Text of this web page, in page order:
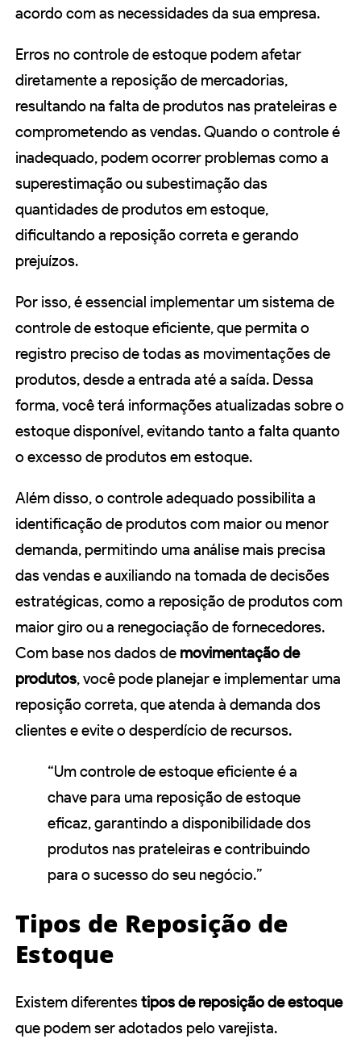
acordo com as necessidades da sua empresa.
Erros no controle de estoque podem afetar
diretamente a reposição de mercadorias,
resultando na falta de produtos nas prateleiras e
comprometendo as vendas. Quando o controle é
inadequado, podem ocorrer problemas como a
superestimação ou subestimação das
quantidades de produtos em estoque,
dificultando a reposição correta e gerando
prejuízos.
Por isso, é essencial implementar um sistema de
controle de estoque eficiente, que permita o
registro preciso de todas as movimentações de
produtos, desde a entrada até a saída. Dessa
forma, você terá informações atualizadas sobre o
estoque disponível, evitando tanto a falta quanto
o excesso de produtos em estoque.
Além disso, o controle adequado possibilita a
identificação de produtos com maior ou menor
demanda, permitindo uma análise mais precisa
das vendas e auxiliando na tomada de decisões
estratégicas, como a reposição de produtos com
maior giro ou a renegociação de fornecedores.
Com base nos dados de movimentação de
produtos, você pode planejar e implementar uma
reposição correta, que atenda à demanda dos
clientes e evite o desperdício de recursos.
“Um controle de estoque eficiente é a
chave para uma reposição de estoque
eficaz, garantindo a disponibilidade dos
produtos nas prateleiras e contribuindo
para o sucesso do seu negócio.”
Tipos de Reposição de
Estoque
Existem diferentestipos de reposição de estoque
que podem ser adotados pelo varejista.